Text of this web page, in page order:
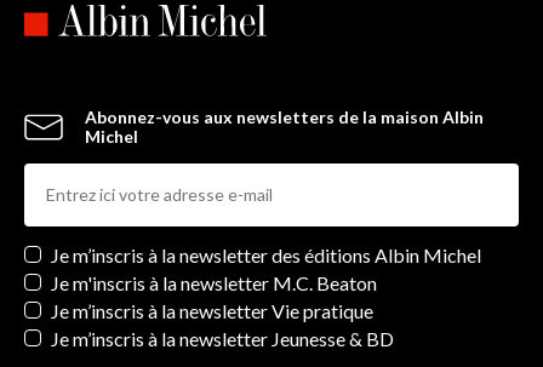
Abonnez-vous aux newsletters de la maison Albin
Michel
Newsletters
Je m’inscris à la newsletter des éditions Albin Michel
Je m'inscris à la newsletter M.C. Beaton
Je m’inscris à la newsletter Vie pratique
Je m’inscris à la newsletter Jeunesse & BD